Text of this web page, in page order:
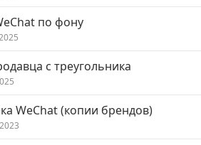
по фону
с треугольника
WeChat (копии брендов)